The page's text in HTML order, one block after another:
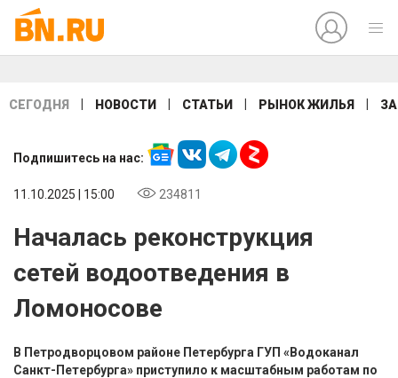
СЕГОДНЯ НОВОСТИ СТАТЬИ РЫНОК ЖИЛЬЯ
Подпишитесь на нас:
11.10.2025 | 15:00 234811
Началась реконструкция
сетей водоотведения в
Ломоносове
В Петродворцовом районе Петербурга ГУП «Водоканал
Санкт-Петербурга» приступило к масштабным работам по